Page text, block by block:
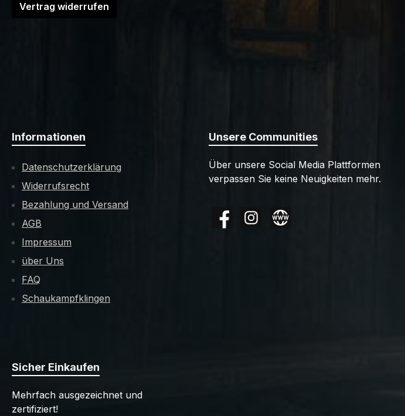
Vertrag widerrufen
Informationen
Datenschutzerklärung
Widerrufsrecht
Bezahlung und Versand
AGB
Impressum
über Uns
FAQ
Schaukampfklingen
Unsere Communities
Über unsere Social Media Plattformen
verpassen Sie keine Neuigkeiten mehr.
FacebookInstagramWebsite
Sicher Einkaufen
Mehrfach ausgezeichnet und
zertifiziert!